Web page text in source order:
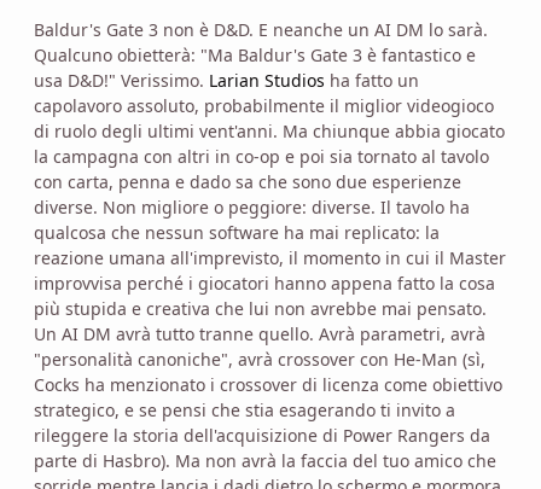
Baldur's Gate 3 non è D&D. E neanche un AI DM lo sarà.
Qualcuno obietterà: "Ma Baldur's Gate 3 è fantastico e
usa D&D!" Verissimo. Larian Studios ha fatto un
capolavoro assoluto, probabilmente il miglior videogioco
di ruolo degli ultimi vent'anni. Ma chiunque abbia giocato
la campagna con altri in co-op e poi sia tornato al tavolo
con carta, penna e dado sa che sono due esperienze
diverse. Non migliore o peggiore: diverse. Il tavolo ha
qualcosa che nessun software ha mai replicato: la
reazione umana all'imprevisto, il momento in cui il Master
improvvisa perché i giocatori hanno appena fatto la cosa
più stupida e creativa che lui non avrebbe mai pensato.
Un AI DM avrà tutto tranne quello. Avrà parametri, avrà
"personalità canoniche", avrà crossover con He-Man (sì,
Cocks ha menzionato i crossover di licenza come obiettivo
strategico, e se pensi che stia esagerando ti invito a
rileggere la storia dell'acquisizione di Power Rangers da
parte di Hasbro). Ma non avrà la faccia del tuo amico che